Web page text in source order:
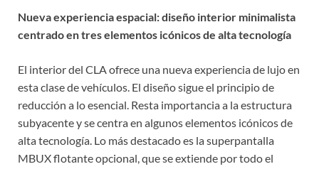
Nueva experiencia espacial: diseño interior minimalista
centrado en tres elementos icónicos de alta tecnología
El interior del CLA ofrece una nueva experiencia de lujo en
esta clase de vehículos. El diseño sigue el principio de
reducción a lo esencial. Resta importancia a la estructura
subyacente y se centra en algunos elementos icónicos de
alta tecnología. Lo más destacado es la superpantalla
MBUX flotante opcional, que se extiende por todo el